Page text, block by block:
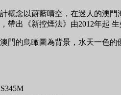
概念以蔚藍晴空，在迷人的澳
帶出《新控煙法》由2012年起
門的鳥瞰圖為背景，水天一色